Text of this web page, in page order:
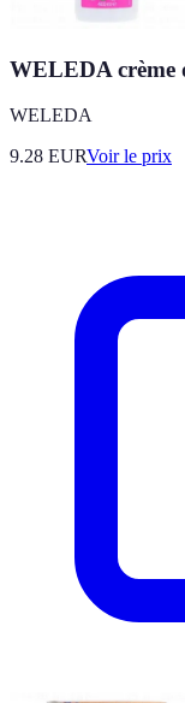
WELEDA crème
WELEDA
9.28 EURVoir le prix